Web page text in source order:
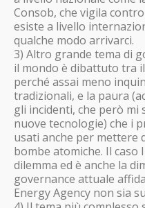
Consob, che vigila
esiste a livello
qualche modo arrivarci.
3) Altro grande tema di
il mondo è dibattuto tra
perché assai meno
tradizionali, e la paura
gli incidenti, che però mi
nuove tecnologie) che i
usati anche per mettere
bombe atomiche. Il caso
dilemma ed è anche la
governance attuale
Energy Agency non sia